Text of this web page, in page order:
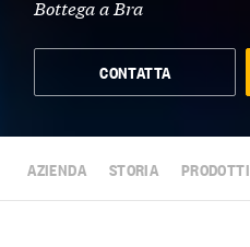
Bottega a Bra
CONTATTA
AZIENDA STORIA PRODOTTI